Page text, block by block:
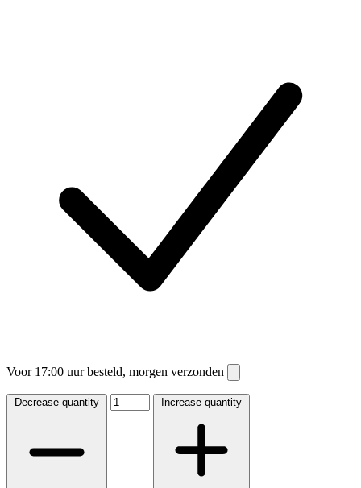
Voor 17:00 uur besteld, morgen verzonden
Decrease quantity Increase quantity